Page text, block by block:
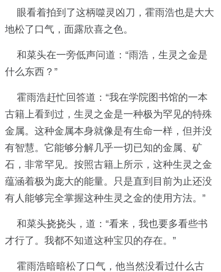
眼看着拍到了这柄噬灵凶刀，霍雨浩也是大大
地松了口气，面露欣喜之色。
和菜头在一旁低声问道：“雨浩，生灵之金是
什么东西？”
霍雨浩赶忙回答道：“我在学院图书馆的一本
古籍上看到过，生灵之金是一种极为罕见的特殊
金属。这种金属本身就像是有生命一样，但并没
有智慧。它能够分解几乎一切已知的金属、矿
石，非常罕见。按照古籍上所示，这种生灵之金
蕴涵着极为庞大的能量。只是直到目前为止还没
有人能够完全掌握这种生灵之金的使用方法。”
和菜头挠挠头，道：“看来，我也要多看些书
才行了。我都不知道这种宝贝的存在。”
霍雨浩暗暗松了口气，他当然没看过什么古